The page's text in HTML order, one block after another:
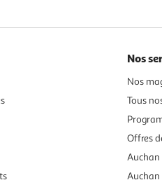
Nos
Nos
Tous
Offres
Auchan